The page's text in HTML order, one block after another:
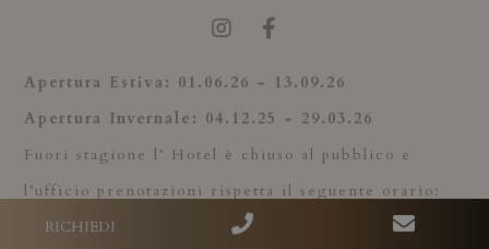
Apertura Estiva: 01 .06.26 - 13.09.26
Apertura Invernale: 04.12.25 - 29.03.26
Fuori stagione l’ Hotel è chiuso al pubblico e
l’ufficio prenotazioni rispetta il seguente orario:
dal lunedì al venerdì
dalle 09:00 alle 12:00 - dalle
RICHIEDI